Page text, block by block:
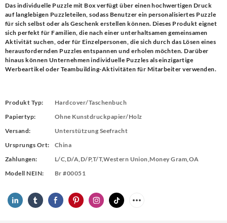
Das individuelle Puzzle mit Box verfügt über einen hochwertigen Druck
auf langlebigen Puzzleteilen, sodass Benutzer ein personalisiertes Puzzle
für sich selbst oder als Geschenk erstellen können. Dieses Produkt eignet
sich perfekt für Familien, die nach einer unterhaltsamen gemeinsamen
Aktivität suchen, oder für Einzelpersonen, die sich durch das Lösen eines
herausfordernden Puzzles entspannen und erholen möchten. Darüber
hinaus können Unternehmen individuelle Puzzles als einzigartige
Werbeartikel oder Teambuilding-Aktivitäten für Mitarbeiter verwenden.
Produkt Typ:
Hardcover/Taschenbuch
Papiertyp:
Ohne Kunstdruckpapier/Holz
Versand:
Unterstützung Seefracht
Ursprungs Ort:
China
Zahlungen:
L/C,D/A,D/P,T/T,Western Union,Money Gram,OA
Modell NEIN:
Br #00051